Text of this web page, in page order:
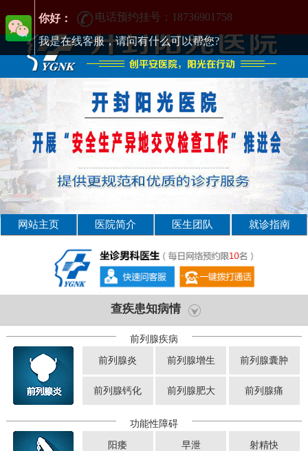
电话预约挂号：18736901758
网站主页 医院简介 医生团队 就诊指南
查疾患知病情
前列腺疾病
前列腺炎 前列腺增生 前列腺囊肿
前列腺钙化 前列腺肥大 前列腺痛
功能性障碍
阳痿 早泄 射精快
你好：
我是在线客服，请问有什么可以帮您?